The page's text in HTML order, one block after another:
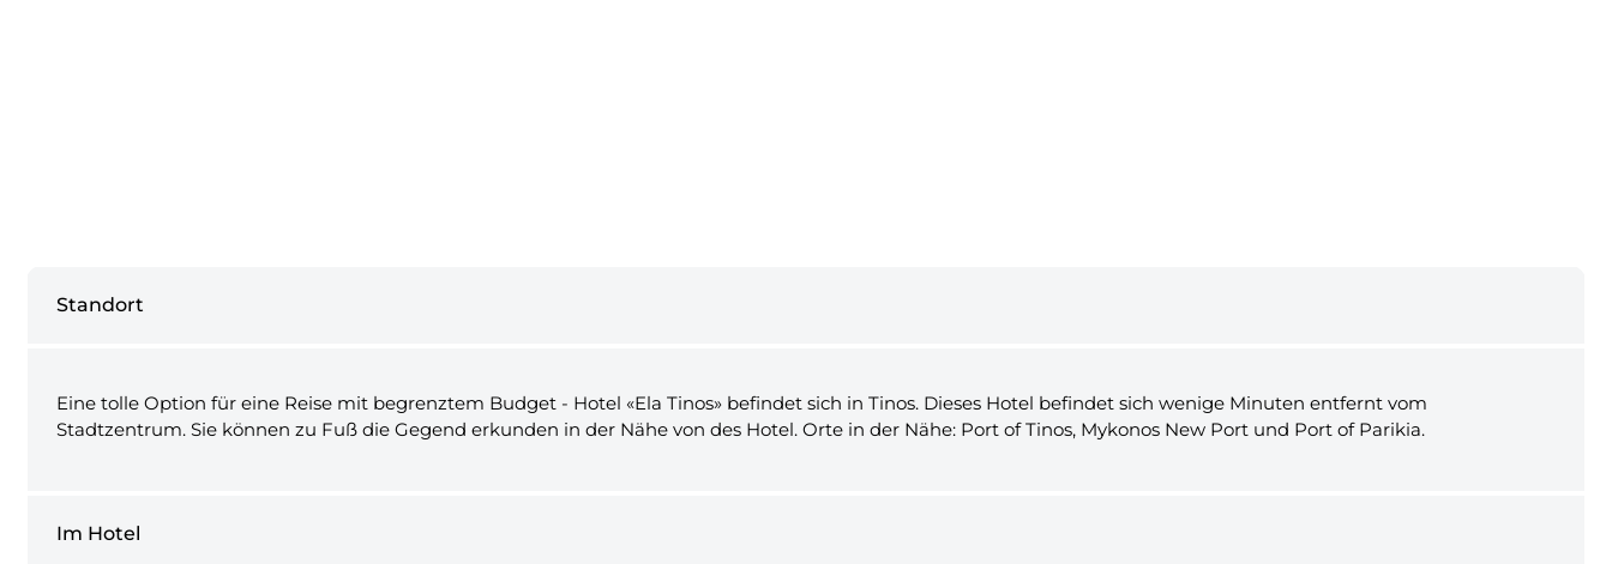
Standort
Eine tolle Option für eine Reise mit begrenztem Budget - Hotel «Ela Tinos» befindet sich in Tinos. Dieses Hotel befindet sich wenige Minuten entfernt vom
Stadtzentrum. Sie können zu Fuß die Gegend erkunden in der Nähe von des Hotel. Orte in der Nähe: Port of Tinos, Mykonos New Port und Port of Parikia.
Im Hotel